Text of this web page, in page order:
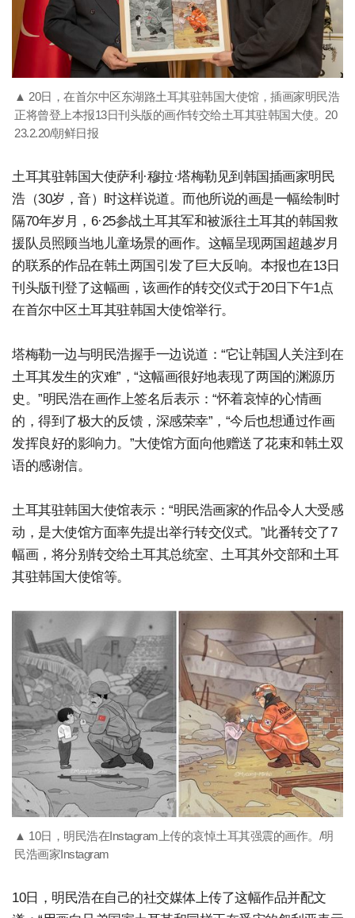
▲ 20日，在首尔中区东湖路土耳其驻韩国大使馆，插画家明民浩
正将曾登上本报13日刊头版的画作转交给土耳其驻韩国大使。20
23.2.20/朝鲜日报
土耳其驻韩国大使萨利·穆拉·塔梅勒见到韩国插画家明民
浩（30岁，音）时这样说道。而他所说的画是一幅绘制时
隔70年岁月，6·25参战土耳其军和被派往土耳其的韩国救
援队员照顾当地儿童场景的画作。这幅呈现两国超越岁月
的联系的作品在韩土两国引发了巨大反响。本报也在13日
刊头版刊登了这幅画，该画作的转交仪式于20日下午1点
在首尔中区土耳其驻韩国大使馆举行。
塔梅勒一边与明民浩握手一边说道：“它让韩国人关注到在
土耳其发生的灾难”，“这幅画很好地表现了两国的渊源历
史。”明民浩在画作上签名后表示：“怀着哀悼的心情画
的，得到了极大的反馈，深感荣幸”，“今后也想通过作画
发挥良好的影响力。”大使馆方面向他赠送了花束和韩土双
语的感谢信。
土耳其驻韩国大使馆表示：“明民浩画家的作品令人大受感
动，是大使馆方面率先提出举行转交仪式。”此番转交了7
幅画，将分别转交给土耳其总统室、土耳其外交部和土耳
其驻韩国大使馆等。
▲ 10日，明民浩在Instagram上传的哀悼土耳其强震的画作。/明
民浩画家Instagram
10日，明民浩在自己的社交媒体上传了这幅作品并配文